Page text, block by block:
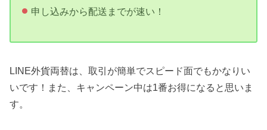
申し込みから配送までが速い！
LINE外貨両替は、取引が簡単でスピード面でもかなりい
いです！また、キャンペーン中は1番お得になると思いま
す。